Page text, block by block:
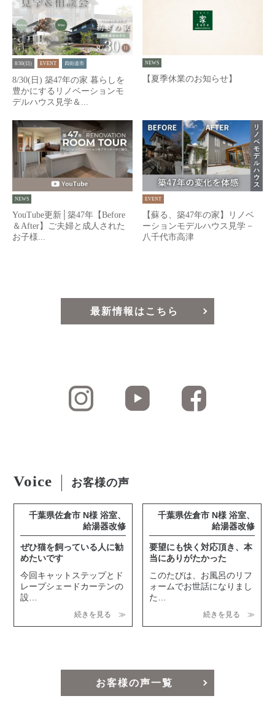
8/30(日) EVENT 四街道市
8/30(日) 築47年の家 暮らしを
豊かにするリノベーションモ
デルハウス見学＆...
NEWS
【夏季休業のお知らせ】
NEWS
YouTube更新│築47年【Before
＆After】ご夫婦と成人された
お子様...
EVENT
【蘇る、築47年の家】リノベ
ーションモデルハウス見学－
八千代市高津
最新情報はこちら
Voice お客様の声
千葉県佐倉市 N様 浴室、
給湯器改修
ぜひ猫を飼っている人に勧
めたいです
今回キャットステップとド
レープシェードカーテンの
設…
続きを見る ≫
千葉県佐倉市 N様 浴室、
給湯器改修
要望にも快く対応頂き、本
当にありがたかった
このたびは、お風呂のリフ
ォームでお世話になりまし
た…
続きを見る ≫
お客様の声一覧